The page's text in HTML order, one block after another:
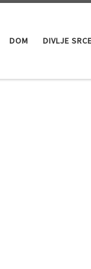
DOM DIVLJE SRCE